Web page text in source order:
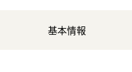
基本情報